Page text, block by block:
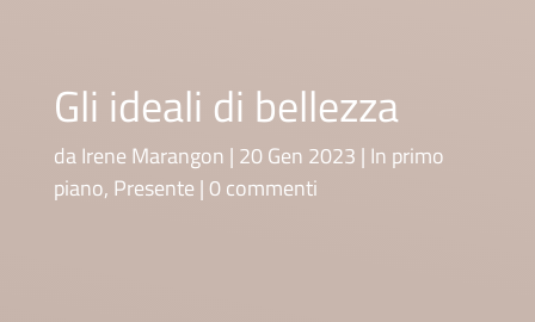
Gli ideali di bellezza
daIrene Marangon 20 Gen 2023 In primo
piano, Presente 0 commenti